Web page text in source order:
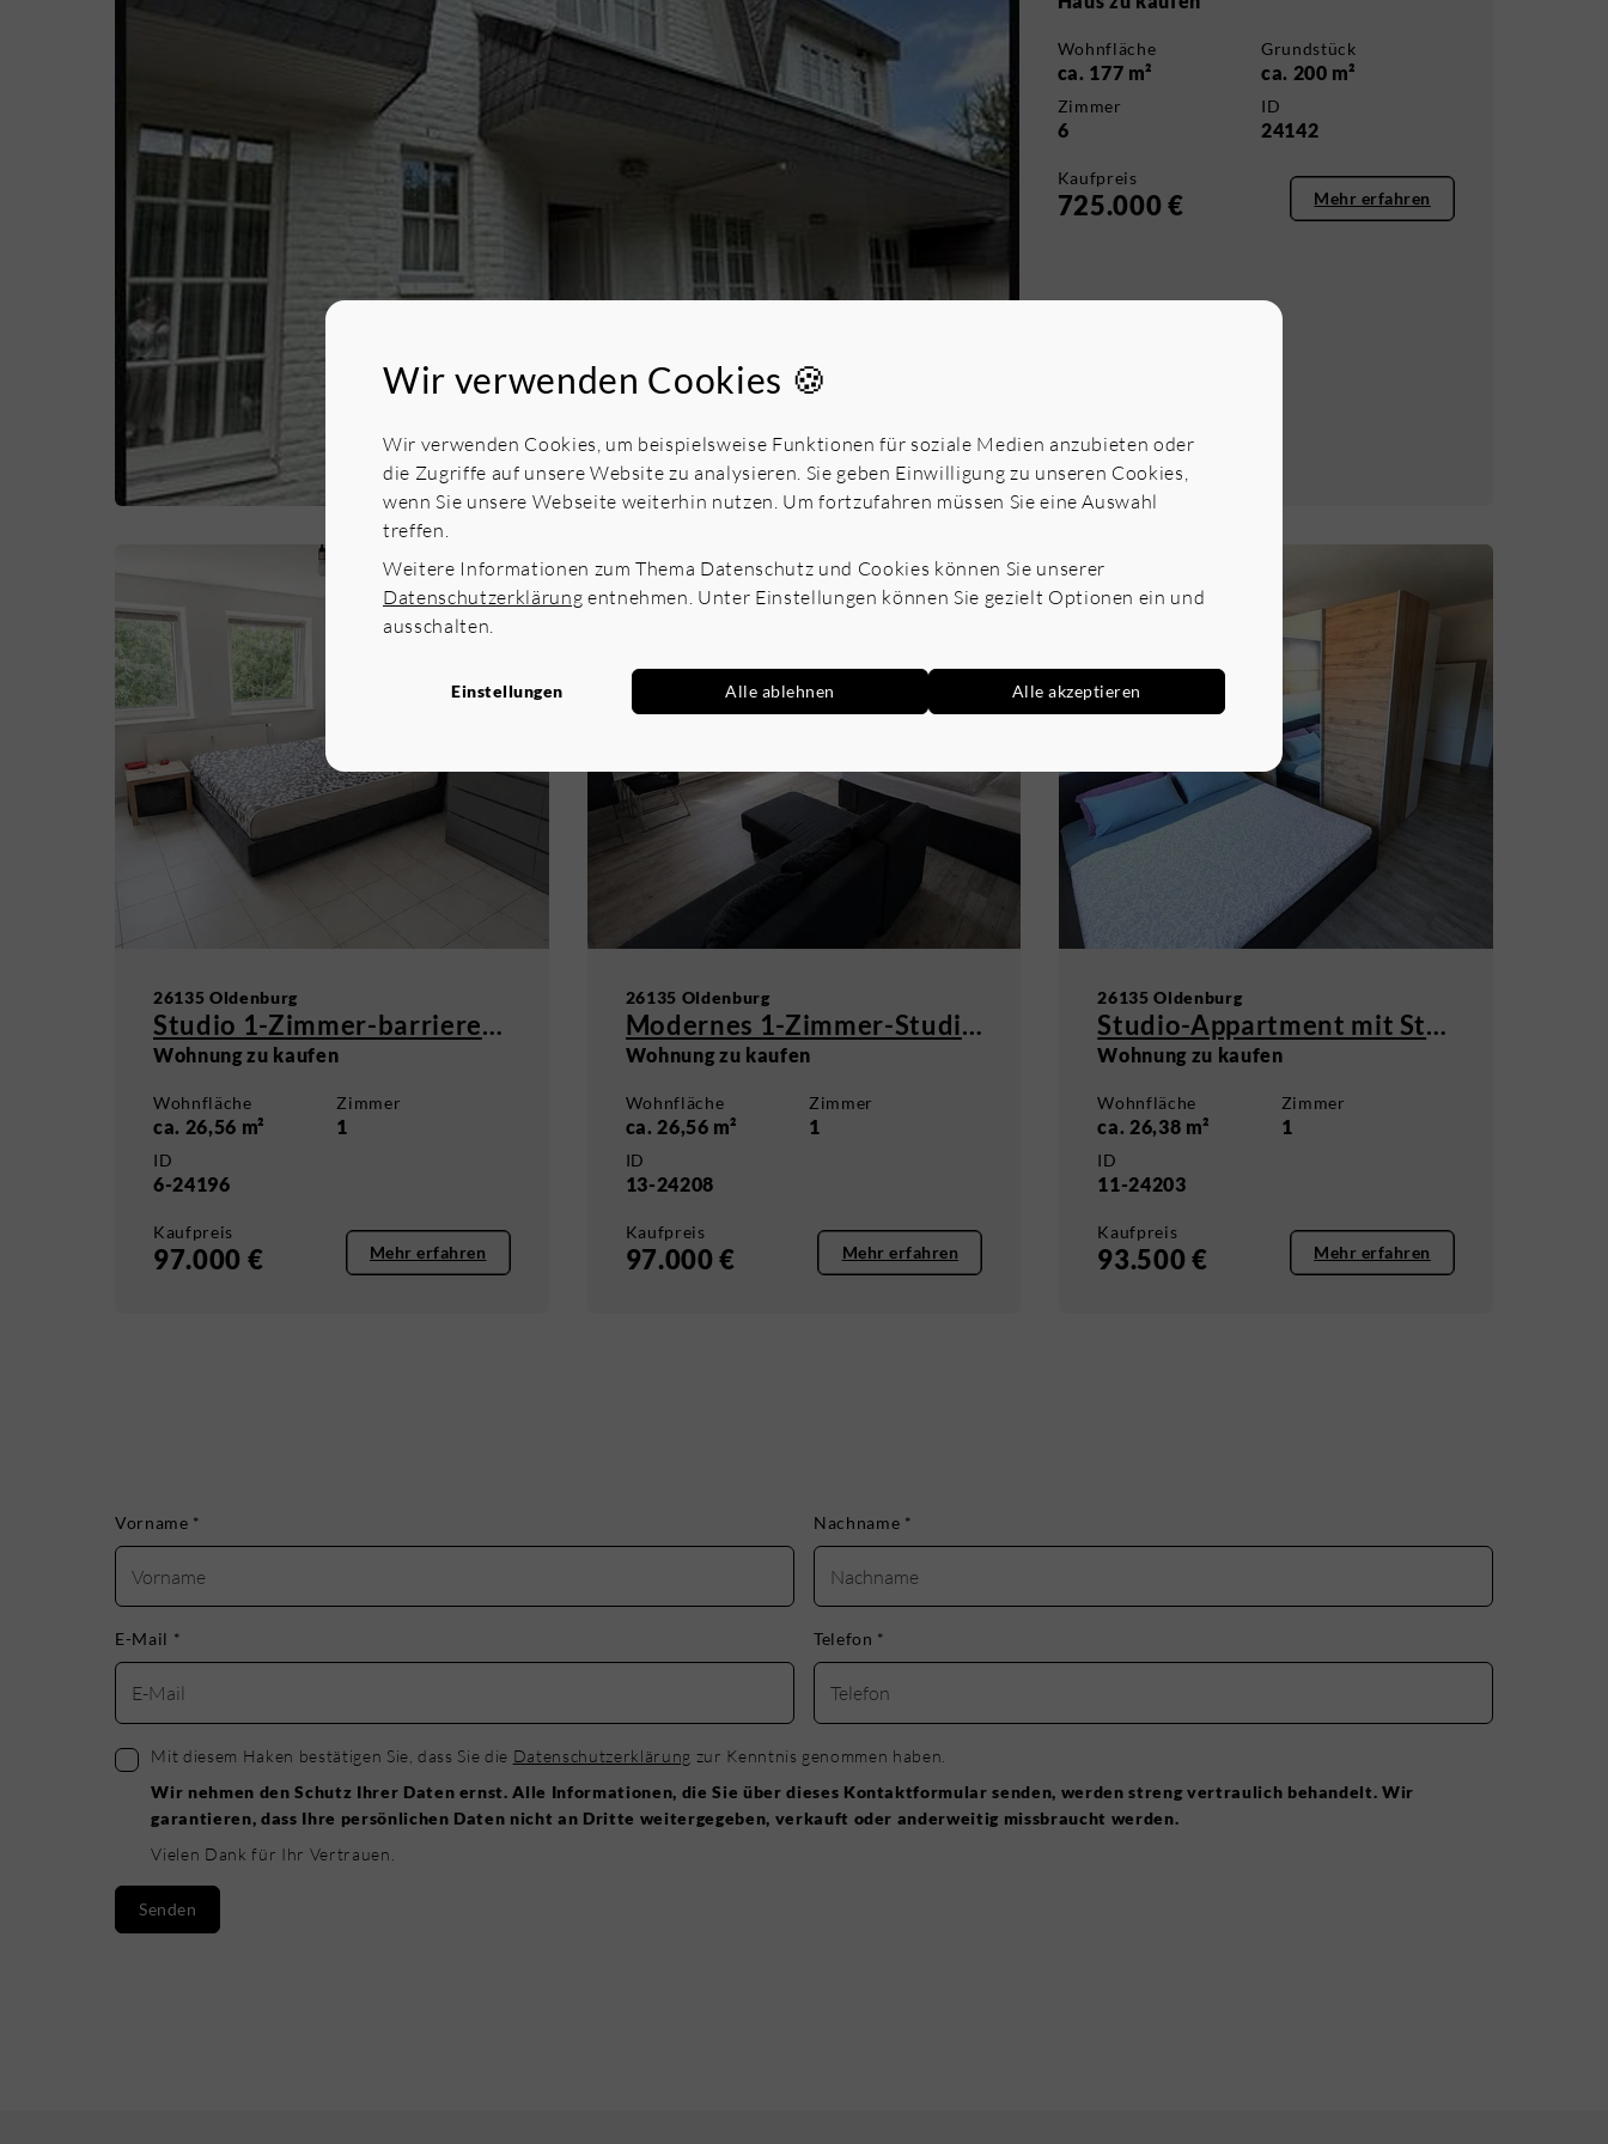
Wohnfläche
ca. 177 m²
Grundstück
ca. 200 m²
Zimmer
6
ID
24142
Kaufpreis
725.000 € Mehr erfahren
26135 Oldenburg
Studio 1-Zimmer-barrierefrei OL-Osternburg
Wohnung zu kaufen
Wohnfläche
ca. 26,56 m²
Zimmer
1
ID
6-24196
Kaufpreis
97.000 € Mehr erfahren
26135 Oldenburg
Modernes 1-Zimmer-Studio in OL-Osternburg
Wohnung zu kaufen
Wohnfläche
ca. 26,56 m²
Zimmer
1
ID
13-24208
Kaufpreis
97.000 € Mehr erfahren
26135 Oldenburg
Studio-Appartment mit Stellplatz in Oldenburg - Osternburg
Wohnung zu kaufen
Wohnfläche
ca. 26,38 m²
Zimmer
1
ID
11-24203
Kaufpreis
93.500 € Mehr erfahren
Vorname * Nachname *
E-Mail * Telefon *
Mit diesem Haken bestätigen Sie, dass Sie die Datenschutzerklärung zur Kenntnis genommen haben.
Wir nehmen den Schutz Ihrer Daten ernst. Alle Informationen, die Sie über dieses Kontaktformular senden, werden streng vertraulich behandelt. Wir
garantieren, dass Ihre persönlichen Daten nicht an Dritte weitergegeben, verkauft oder anderweitig missbraucht werden.
Vielen Dank für Ihr Vertrauen.
Senden
Wir verwenden Cookies 🍪
Wir verwenden Cookies, um beispielsweise Funktionen für soziale Medien anzubieten oder
die Zugriffe auf unsere Website zu analysieren. Sie geben Einwilligung zu unseren Cookies,
wenn Sie unsere Webseite weiterhin nutzen. Um fortzufahren müssen Sie eine Auswahl
treffen.
Weitere Informationen zum Thema Datenschutz und Cookies können Sie unserer
Datenschutzerklärung entnehmen. Unter Einstellungen können Sie gezielt Optionen ein und
ausschalten.
Einstellungen Alle ablehnen Alle akzeptieren